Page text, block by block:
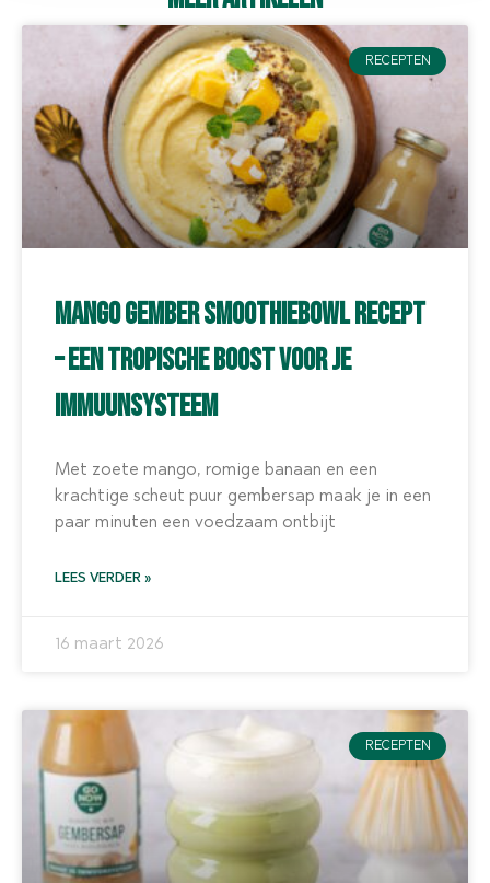
RECEPTEN
Mango Gember Smoothiebowl Recept
– Een Tropische Boost voor je
Immuunsysteem
Met zoete mango, romige banaan en een
krachtige scheut puur gembersap maak je in een
paar minuten een voedzaam ontbijt
LEES VERDER »
16 maart 2026
RECEPTEN